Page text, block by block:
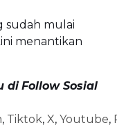
sudah mulai
menantikan
di Follow Sosial
, Tiktok, X, Youtube,